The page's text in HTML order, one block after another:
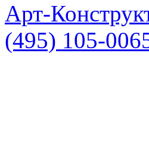
Арт-
(495) 105-